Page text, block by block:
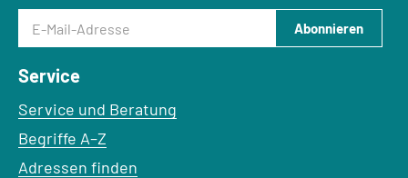
Abonnieren
Service
Service und Beratung
Begriffe A–Z
Adressen finden